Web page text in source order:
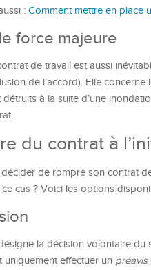
: Comment mettre en place
force majeure
de travail est aussi
de l’accord). Elle
à la suite d’une
du contrat à
décider de rompre son contrat
cas ? Voici les options
la décision volontaire du
uniquement effectuer un préavis